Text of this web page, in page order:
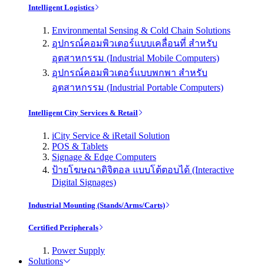
Intelligent Logistics
Environmental Sensing & Cold Chain Solutions
อุปกรณ์คอมพิวเตอร์แบบเคลื่อนที่ สำหรับ
อุตสาหกรรม (Industrial Mobile Computers)
อุปกรณ์คอมพิวเตอร์แบบพกพา สำหรับ
อุตสาหกรรม (Industrial Portable Computers)
Intelligent City Services & Retail
iCity Service & iRetail Solution
POS & Tablets
Signage & Edge Computers
ป้ายโฆษณาดิจิตอล แบบโต้ตอบได้ (Interactive
Digital Signages)
Industrial Mounting (Stands/Arms/Carts)
Certified Peripherals
Power Supply
Solutions